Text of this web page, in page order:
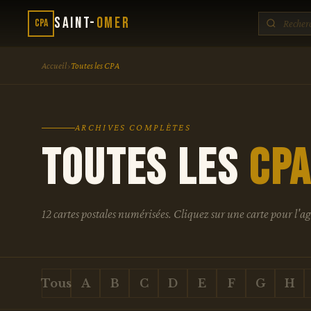
CPA Saint-Omer
Accueil›Toutes les CPA
ARCHIVES COMPLÈTES
TOUTES LES
12 cartes postales numérisées. Cliquez sur une carte pour
Tous A B C D E F G H